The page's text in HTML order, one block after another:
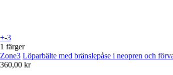
+-3
1 färger
Zone3 Löparbälte med bränslepåse i neopren och
360,00 kr